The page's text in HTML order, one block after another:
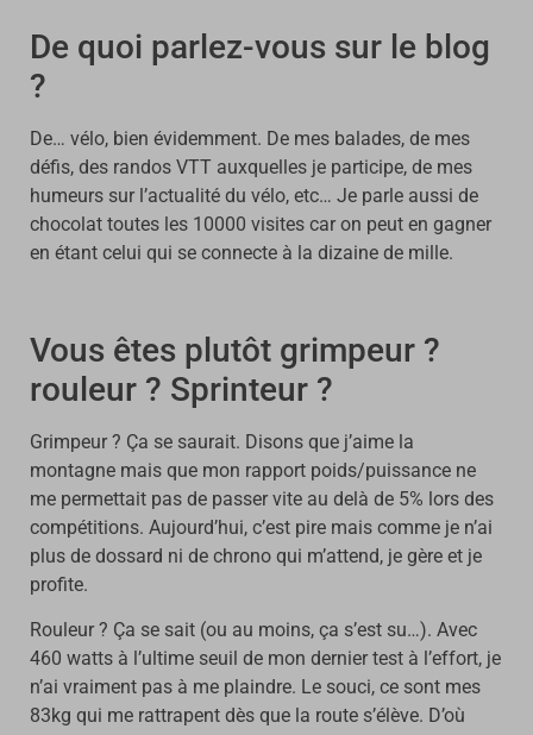
De quoi parlez-vous sur le blog
?
De… vélo, bien évidemment. De mes balades, de mes
défis, des randos VTT auxquelles je participe, de mes
humeurs sur l’actualité du vélo, etc… Je parle aussi de
chocolat toutes les 10000 visites car on peut en gagner
en étant celui qui se connecte à la dizaine de mille.
Vous êtes plutôt grimpeur ?
rouleur ? Sprinteur ?
Grimpeur ? Ça se saurait. Disons que j’aime la
montagne mais que mon rapport poids/puissance ne
me permettait pas de passer vite au delà de 5% lors des
compétitions. Aujourd’hui, c’est pire mais comme je n’ai
plus de dossard ni de chrono qui m’attend, je gère et je
profite.
Rouleur ? Ça se sait (ou au moins, ça s’est su…). Avec
460 watts à l’ultime seuil de mon dernier test à l’effort, je
n’ai vraiment pas à me plaindre. Le souci, ce sont mes
83kg qui me rattrapent dès que la route s’élève. D’où